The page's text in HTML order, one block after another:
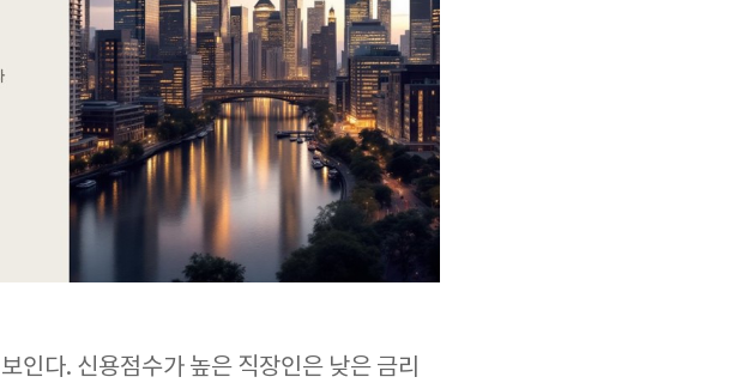
인다. 신용점수가 높은 직장인은 낮은 금리